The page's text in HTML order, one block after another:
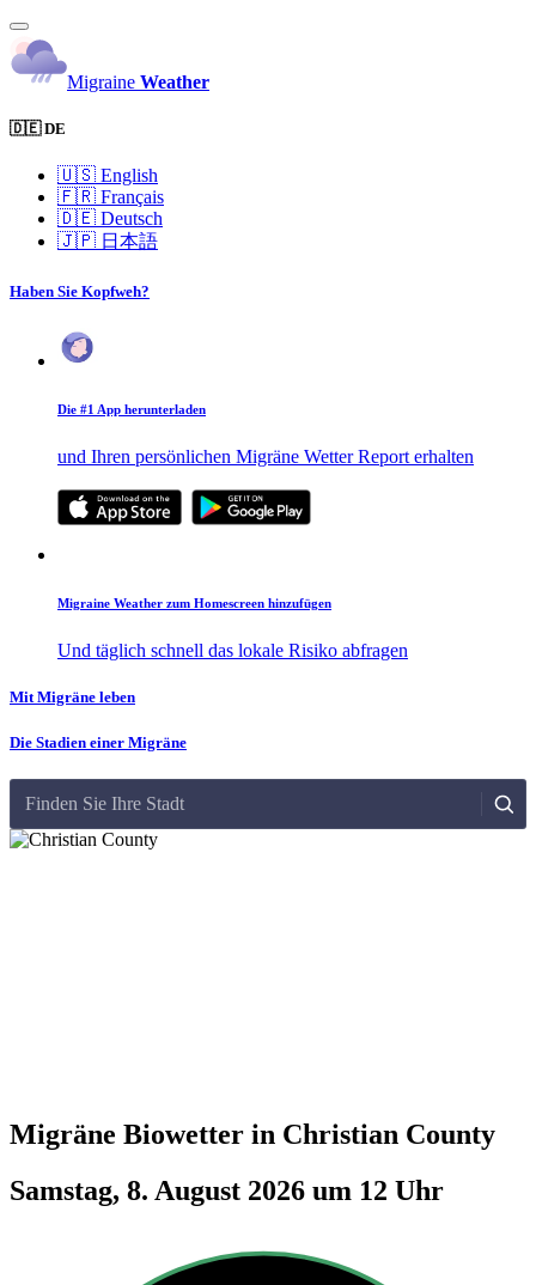
Migraine Weather
🇩🇪 DE
🇺🇸 English
🇫🇷 Français
🇩🇪 Deutsch
🇯🇵 日本語
Haben Sie Kopfweh?
Die #1 App herunterladen
und Ihren persönlichen Migräne Wetter Report erhalten
Migraine Weather zum Homescreen hinzufügen
Und täglich schnell das lokale Risiko abfragen
Mit Migräne leben
Die Stadien einer Migräne
Finden Sie Ihre Stadt
Migräne Biowetter in Christian County
Samstag, 8. August 2026 um 12 Uhr